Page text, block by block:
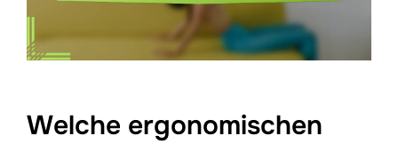
Welche ergonomischen